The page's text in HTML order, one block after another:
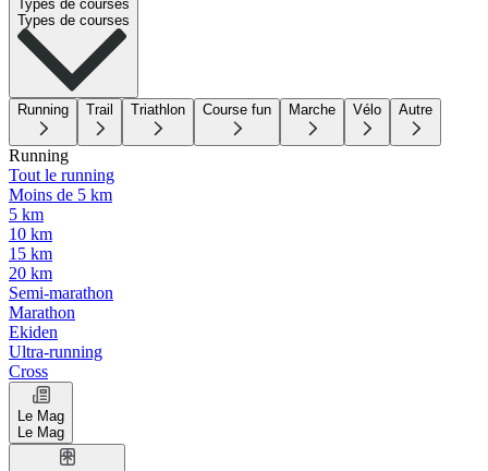
Types de courses
Types de courses
Running Trail Triathlon Course fun Marche Vélo Autre
Running
Tout le running
Moins de 5 km
5 km
10 km
15 km
20 km
Semi-marathon
Marathon
Ekiden
Ultra-running
Cross
Le Mag
Le Mag